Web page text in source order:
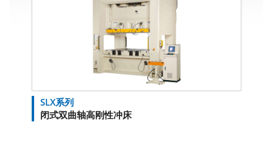
SLX系列
闭式双曲轴高刚性冲床